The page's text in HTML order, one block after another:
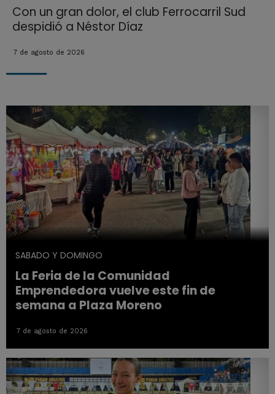
Con un gran dolor, el club Ferrocarril Sud
despidió a Néstor Díaz
7 de agosto de 2026
SABADO Y DOMINGO
La Feria de la Comunidad
Emprendedora vuelve este fin de
semana a Plaza Moreno
7 de agosto de 2026